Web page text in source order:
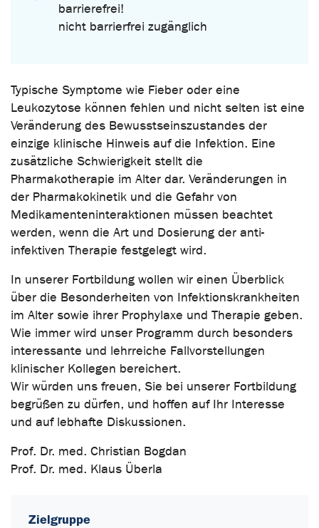
barrierefrei!
nicht barrierfrei zugänglich
Typische Symptome wie Fieber oder eine
Leukozytose können fehlen und nicht selten ist eine
Veränderung des Bewusstseinszustandes der
einzige klinische Hinweis auf die Infektion. Eine
zusätzliche Schwierigkeit stellt die
Pharmakotherapie im Alter dar. Veränderungen in
der Pharmakokinetik und die Gefahr von
Medikamenteninteraktionen müssen beachtet
werden, wenn die Art und Dosierung der anti-
infektiven Therapie festgelegt wird.
In unserer Fortbildung wollen wir einen Überblick
über die Besonderheiten von Infektionskrankheiten
im Alter sowie ihrer Prophylaxe und Therapie geben.
Wie immer wird unser Programm durch besonders
interessante und lehrreiche Fallvorstellungen
klinischer Kollegen bereichert.
Wir würden uns freuen, Sie bei unserer Fortbildung
begrüßen zu dürfen, und hoffen auf Ihr Interesse
und auf lebhafte Diskussionen.
Prof. Dr. med. Christian Bogdan
Prof. Dr. med. Klaus Überla
Zielgruppe